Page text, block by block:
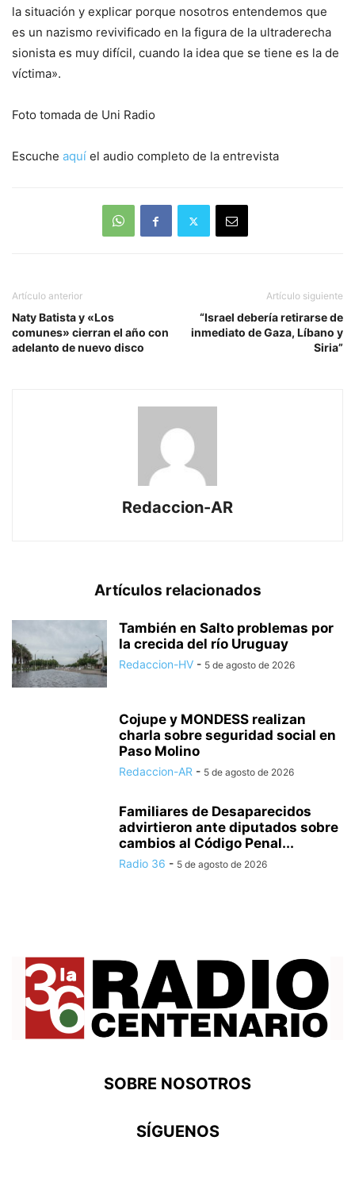
la situación y explicar porque nosotros entendemos que
es un nazismo revivificado en la figura de la ultraderecha
sionista es muy difícil, cuando la idea que se tiene es la de
víctima».
Foto tomada de Uni Radio
Escuche aquí el audio completo de la entrevista
Artículo anterior
Naty Batista y «Los
comunes» cierran el año con
adelanto de nuevo disco
Artículo siguiente
“Israel debería retirarse de
inmediato de Gaza, Líbano y
Siria”
Redaccion-AR
Artículos relacionados
También en Salto problemas por
la crecida del río Uruguay
Redaccion-HV - 5 de agosto de 2026
Cojupe y MONDESS realizan
charla sobre seguridad social en
Paso Molino
Redaccion-AR - 5 de agosto de 2026
Familiares de Desaparecidos
advirtieron ante diputados sobre
cambios al Código Penal...
Radio 36 - 5 de agosto de 2026
SOBRE NOSOTROS
SÍGUENOS